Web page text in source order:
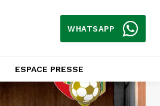
WHATSAPP
ESPACE PRESSE